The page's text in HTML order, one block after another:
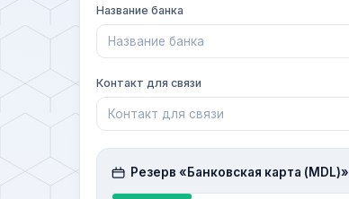
Название банка
Контакт для связи
Резерв «Банковская карта (MDL)»